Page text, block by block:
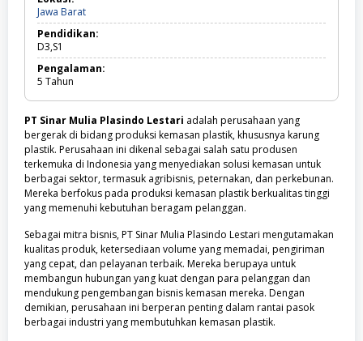
Jawa BaratJawa
Barat
Pendidikan:
D3,S1
Pengalaman:
5 Tahun
PT Sinar Mulia Plasindo Lestari adalah perusahaan yang
bergerak di bidang produksi kemasan plastik, khususnya karung
plastik. Perusahaan ini dikenal sebagai salah satu produsen
terkemuka di Indonesia yang menyediakan solusi kemasan untuk
berbagai sektor, termasuk agribisnis, peternakan, dan perkebunan.
Mereka berfokus pada produksi kemasan plastik berkualitas tinggi
yang memenuhi kebutuhan beragam pelanggan.
Sebagai mitra bisnis, PT Sinar Mulia Plasindo Lestari mengutamakan
kualitas produk, ketersediaan volume yang memadai, pengiriman
yang cepat, dan pelayanan terbaik. Mereka berupaya untuk
membangun hubungan yang kuat dengan para pelanggan dan
mendukung pengembangan bisnis kemasan mereka. Dengan
demikian, perusahaan ini berperan penting dalam rantai pasok
berbagai industri yang membutuhkan kemasan plastik.